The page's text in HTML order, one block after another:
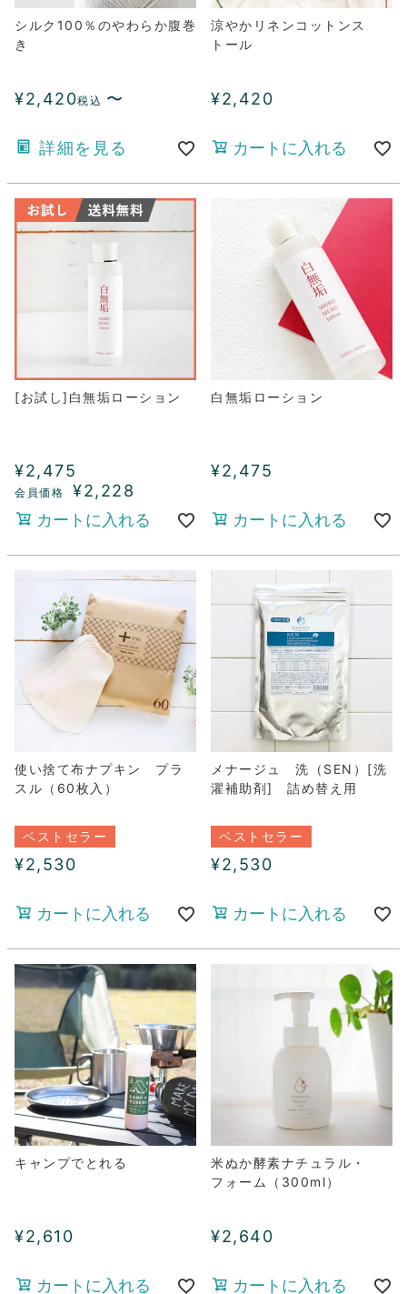
シルク100％のやわらか腹巻
き
¥2,420税込 〜
詳細を見る
涼やかリネンコットンス
トール
¥2,420
カートに入れる
[お試し]白無垢ローション
¥2,475
¥2,228
カートに入れる
白無垢ローション
¥2,475
カートに入れる
使い捨て布ナプキン プラ
スル（60枚入）
ベストセラー
¥2,530
カートに入れる
メナージュ 洗（SEN）[洗
濯補助剤] 詰め替え用
ベストセラー
¥2,530
カートに入れる
キャンプでとれる
¥2,610
カートに入れる
米ぬか酵素ナチュラル・
フォーム（300ml）
¥2,640
カートに入れる